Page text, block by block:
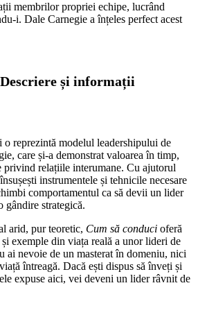
membrilor propriei echipe, lucrând
i. Dale Carnegie a înțeles perfect acest
și informații
o reprezintă modelul leadershipului de
care și-a demonstrat valoarea în timp,
privind relațiile interumane. Cu ajutorul
instrumentele și tehnicile necesare
comportamentul ca să devii un lider
gândire strategică.
arid, pur teoretic, Cum să conduci oferă
exemple din viața reală a unor lideri de
ai nevoie de un masterat în domeniu, nici
întreagă. Dacă ești dispus să înveți și
expuse aici, vei deveni un lider râvnit de